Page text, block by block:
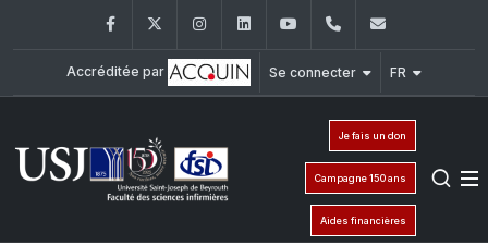
FacebookTwitter InstagramLinkedInYouTube+961 (1) 421 240
Accréditée par Se connecter FR
Je fais un don
Campagne 150 ans
Aides financières